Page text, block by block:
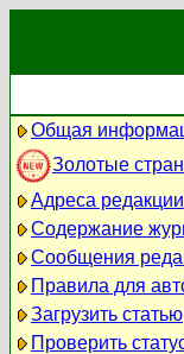
Общая
Золотые
Адреса редакции
Содержание
Сообщения
Правила для
Загрузить статью
Проверить